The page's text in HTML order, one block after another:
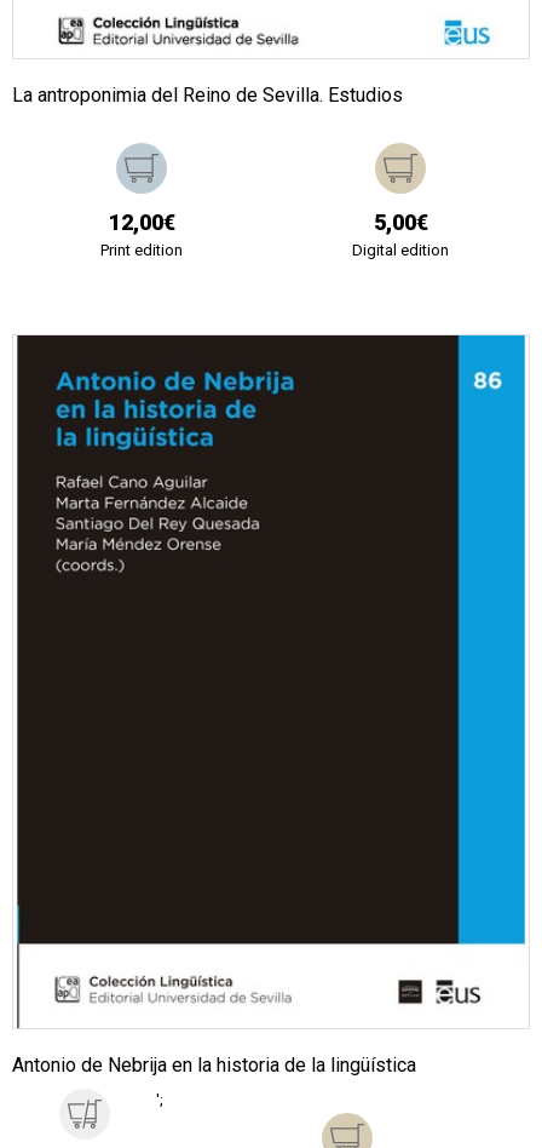
La antroponimia del Reino de Sevilla. Estudios
12,00€
Print edition
5,00€
Digital edition
Antonio de Nebrija en la historia de la lingüística
';